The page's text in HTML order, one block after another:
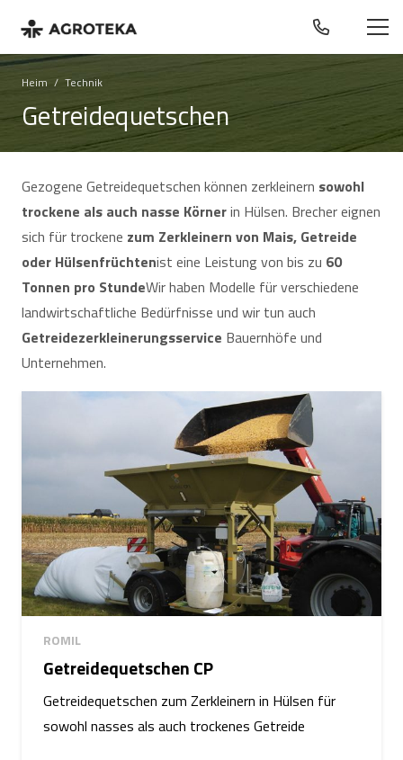
Heim / Technik
Getreidequetschen
Gezogene Getreidequetschen können zerkleinern sowohl
trockene als auch nasse Körnerin Hülsen. Brecher eignen
sich für trockene zum Zerkleinern von Mais, Getreide
oder Hülsenfrüchtenist eine Leistung von bis zu 60
Tonnen pro StundeWir haben Modelle für verschiedene
landwirtschaftliche Bedürfnisse und wir tun auch
Getreidezerkleinerungsservice Bauernhöfe und
Unternehmen.
ROMIL
Getreidequetschen CP
Getreidequetschen zum Zerkleinern in Hülsen für
sowohl nasses als auch trockenes Getreide